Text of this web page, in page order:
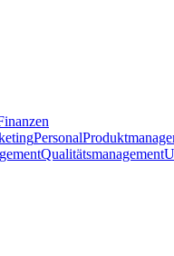
Personal
Qualitätsmanagement